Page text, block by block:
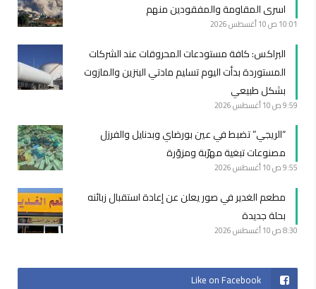
اسرى المقاومة والمفقودين منهم
10:01 ص 10 أغسطس 2026
البراكس: كافة مستودعات المحروقات عند الشركات
المستوردة بدأت اليوم تسليم مادتي البنزين والمازوت
بشكل طبيعي
9:59 ص 10 أغسطس 2026
“الريجي” تضبط في عين بورضاي وبدنايل والفرزل
مصنوعات تبغية مهرّبة ومزوّرة
9:55 ص 10 أغسطس 2026
مطعم الغدير في صور يعلن عن إعادة استقبال زبائنه
بحلة جديدة
8:30 ص 10 أغسطس 2026
Like on Facebook